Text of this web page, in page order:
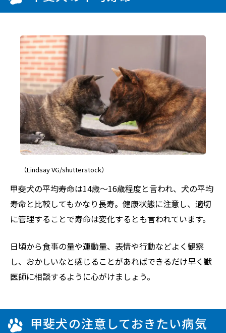
（Lindsay VG/shutterstock）
甲斐犬の平均寿命は14歳〜16歳程度と言われ、犬の平均
寿命と比較してもかなり長寿。健康状態に注意し、適切
に管理することで寿命は変化するとも言われています。
日頃から食事の量や運動量、表情や行動などよく観察
し、おかしいなと感じることがあればできるだけ早く獣
医師に相談するように心がけましょう。
甲斐犬の注意しておきたい病気